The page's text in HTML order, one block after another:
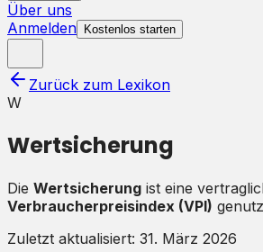
Über uns
Anmelden
Kostenlos starten
Zurück zum Lexikon
W
Wertsicherung
Die Wertsicherung ist eine
Verbraucherpreisindex (VPI)
Zuletzt aktualisiert: 31. März 2026